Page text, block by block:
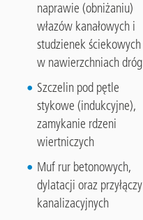
naprawie (obniżaniu)
włazów kanałowych i
studzienek ściekowych
w nawierzchniach dróg
Szczelin pod pętle
stykowe (indukcyjne),
zamykanie rdzeni
wiertniczych
Muf rur betonowych,
dylatacji oraz przyłączy
kanalizacyjnych